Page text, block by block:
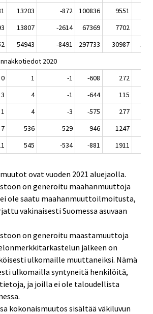
13203 -872 100836 9551
13807 -2614 67369 7702
54943 -8491 297733 30987
2020
0 1 -1 -608 272
3 4 -1 -644 115
1 4 -3 -575 277
7 536 -529 946 1247
545 -534 -881 1911
ovat vuoden 2021 aluejaolla.
on generoitu maahanmuuttoja
ole saatu maahanmuuttoilmoitusta,
vakinaisesti Suomessa asuvaan
on generoitu maastamuuttoja
jälkeen on
ulkomaille muuttaneiksi. Nämä
ulkomailla syntyneitä henkilöitä,
ja joilla ei ole taloudellista
kokonaismuutos sisältää väkiluvun